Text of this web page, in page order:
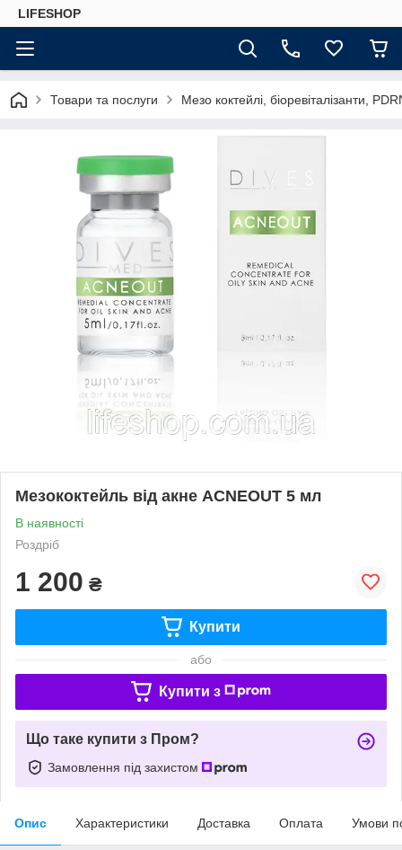
LIFESHOP
Товари та послуги Мезо коктейлі, біоревіталізанти,
Мезококтейль від акне ACNEOUT 5 мл
В наявності
Роздріб
1 200 ₴
Купити
або
Купити з
Що таке купити з Пром?
Замовлення під захистом
Опис Характеристики Доставка Оплата Умови